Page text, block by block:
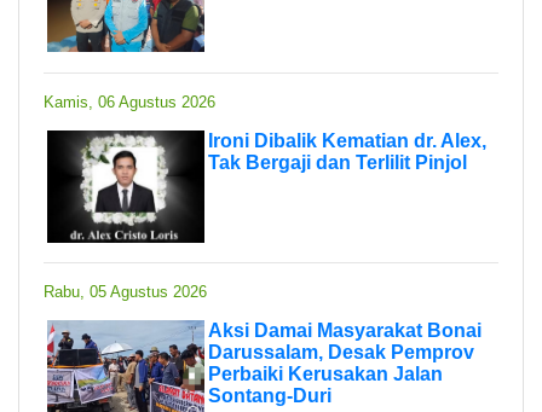
Kamis, 06 Agustus 2026
Ironi Dibalik Kematian dr. Alex,
Tak Bergaji dan Terlilit Pinjol
Rabu, 05 Agustus 2026
Aksi Damai Masyarakat Bonai
Darussalam, Desak Pemprov
Perbaiki Kerusakan Jalan
Sontang-Duri